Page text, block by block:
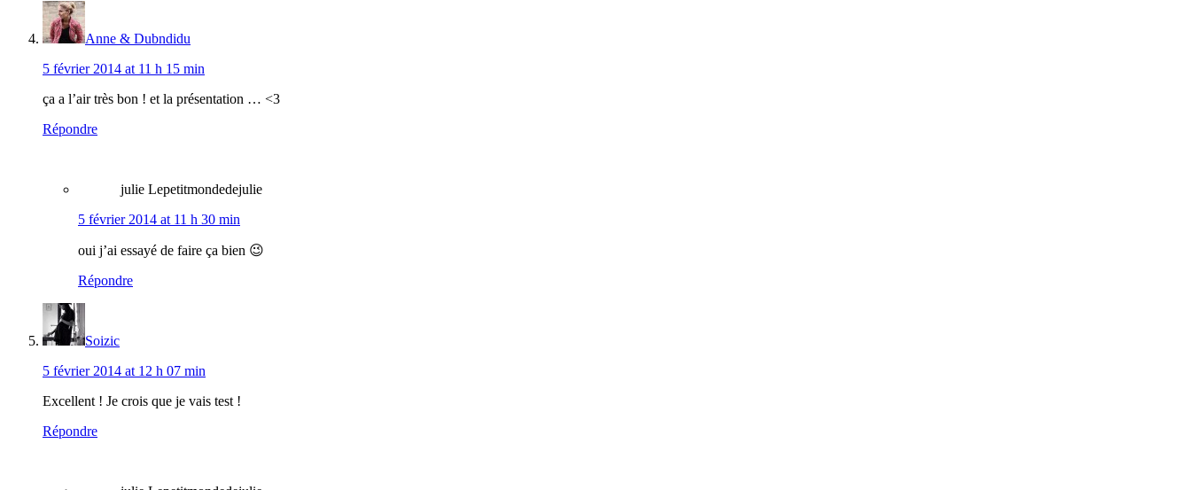
Anne & Dubndidu
5 février 2014 at 11 h 15 min
ça a l’air très bon ! et la présentation … <3
Répondre
julie Lepetitmondedejulie
5 février 2014 at 11 h 30 min
oui j’ai essayé de faire ça bien 😉
Répondre
Soizic
5 février 2014 at 12 h 07 min
Excellent ! Je crois que je vais test !
Répondre